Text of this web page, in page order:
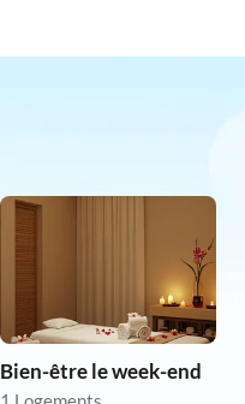
Bien-être le week-end